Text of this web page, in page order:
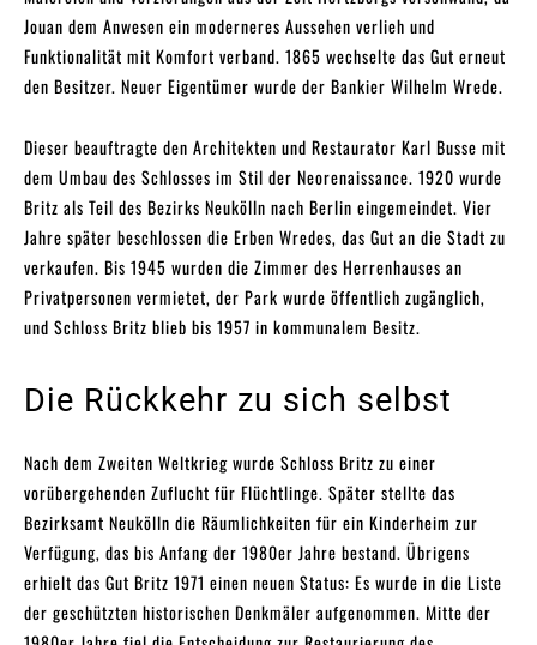
Jouan dem Anwesen ein moderneres Aussehen verlieh und
Funktionalität mit Komfort verband. 1865 wechselte das Gut erneut
den Besitzer. Neuer Eigentümer wurde der Bankier Wilhelm Wrede.
Dieser beauftragte den Architekten und Restaurator Karl Busse mit
dem Umbau des Schlosses im Stil der Neorenaissance. 1920 wurde
Britz als Teil des Bezirks Neukölln nach Berlin eingemeindet. Vier
Jahre später beschlossen die Erben Wredes, das Gut an die Stadt zu
verkaufen. Bis 1945 wurden die Zimmer des Herrenhauses an
Privatpersonen vermietet, der Park wurde öffentlich zugänglich,
und Schloss Britz blieb bis 1957 in kommunalem Besitz.
Die Rückkehr zu sich selbst
Nach dem Zweiten Weltkrieg wurde Schloss Britz zu einer
vorübergehenden Zuflucht für Flüchtlinge. Später stellte das
Bezirksamt Neukölln die Räumlichkeiten für ein Kinderheim zur
Verfügung, das bis Anfang der 1980er Jahre bestand. Übrigens
erhielt das Gut Britz 1971 einen neuen Status: Es wurde in die Liste
der geschützten historischen Denkmäler aufgenommen. Mitte der